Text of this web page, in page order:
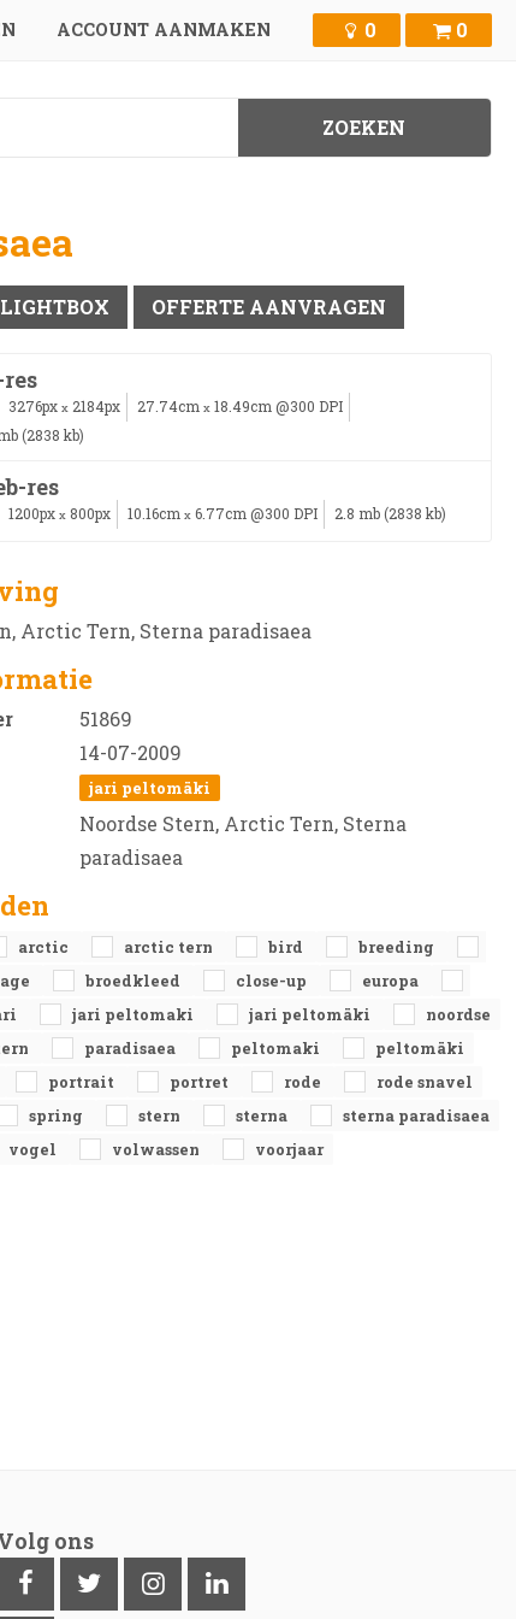
ACCOUNT AANMAKEN 0 0
OFFERTE AANVRAGEN
3276px x 2184px 27.74cm x 18.49cm @300 DPI
(2838 kb)
res
1200px x 800px 10.16cm x 6.77cm @300 DPI 2.8 mb (2838 kb)
Arctic Tern, Sterna paradisaea
51869
14-07-2009
jari peltomäki
Noordse Stern, Arctic Tern, Sterna
paradisaea
arctic arctic tern bird
breeding
broedkleed close-up
europa
jari peltomaki jari peltomäki
noordse
paradisaea peltomaki
peltomäki
portrait portret rode
rode snavel
spring stern sterna
sterna paradisaea
vogel volwassen voorjaar
ons